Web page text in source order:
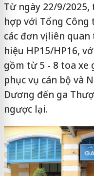
Từ ngày 22/9/
hợp với Tổng
các đơn vị liên
hiệu HP15/HP16,
gồm từ 5 - 8 toa xe
phục vụ cán bộ và
Dương đến ga
ngược lại.